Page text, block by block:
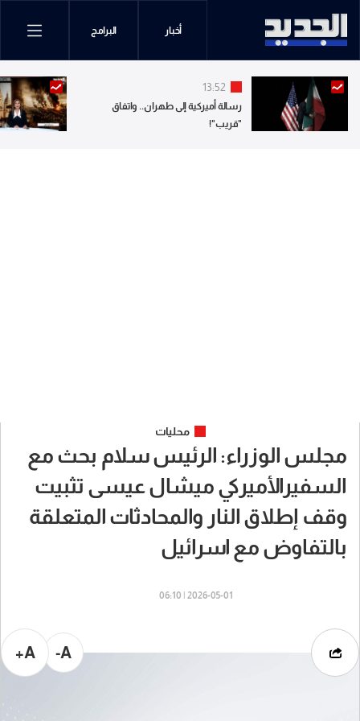
أخبار البرامج
13:52
رسالة أميركية إلى طهران.. واتفاق
"قريب"!
محليات
مجلس الوزراء: الرئيس سلام بحث مع
السفيرالأميركي ميشال عيسى تثبيت
وقف إطلاق النار والمحادثات المتعلقة
بالتفاوض مع اسرائيل
2026-05-01 | 06:10
A-
A+